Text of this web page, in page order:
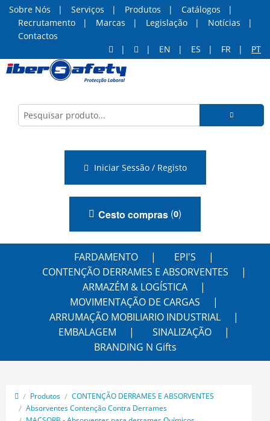
Sobre Nós Serviços Produtos
Catálogos
Recrutamento
Marcas Legislação
Notícias
Contactos
EN
ES FR PT
Iniciar Sessão / Registo
Cesto compras (0)
FARDAMENTO
EPI'S
CONTENÇÃO DERRAMES E ABSORVENTES
ARMAZÉM & LOGÍSTICA
MOVIMENTAÇÃO DE CARGAS
ARRUMAÇÃO MOBILIARIO INDUSTRIAL
EMBALAGEM
SINALIZAÇÃO
BRANDING N Gifts
Produtos
CONTENÇÃO DERRAMES E ABSORVENTES
Absorventes Contenção Contra Derrames